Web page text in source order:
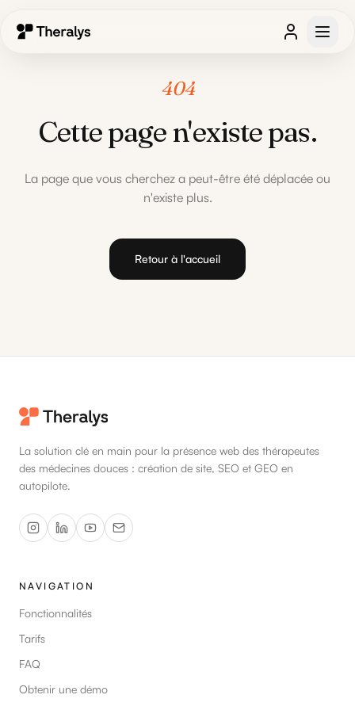
404
Cette page n'existe pas.
La page que vous cherchez a peut-être été déplacée ou
n'existe plus.
Retour à l'accueil
La solution clé en main pour la présence web des thérapeutes
des médecines douces : création de site, SEO et GEO en
autopilote.
NAVIGATION
Fonctionnalités
Tarifs
FAQ
Obtenir une démo